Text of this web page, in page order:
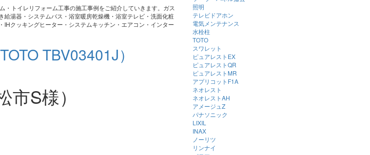
トイレリフォーム工事の施工事例をご紹介していきます。ガス
湯器・システムバス・浴室暖房乾燥機・浴室テレビ・洗面化粧
クッキングヒーター・システムキッチン・エアコン・インター
TBV03401J）
S様）
照明
テレビドアホン
電気メンテナンス
水栓柱
TOTO
スワレット
ピュアレストEX
ピュアレストQR
ピュアレストMR
アプリコットF1A
ネオレスト
ネオレストAH
アメージュZ
パナソニック
LIXIL
INAX
ノーリツ
リンナイ